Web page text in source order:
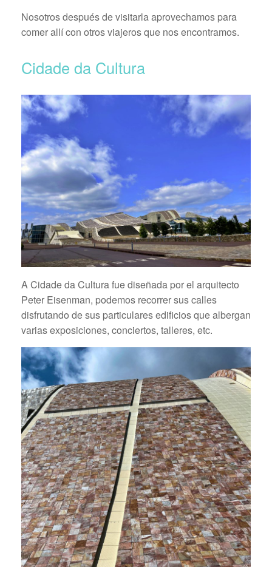
Nosotros después de visitarla aprovechamos para
comer allí con otros viajeros que nos encontramos.
Cidade da Cultura
A Cidade da Cultura fue diseñada por el arquitecto
Peter Eisenman, podemos recorrer sus calles
disfrutando de sus particulares edificios que albergan
varias exposiciones, conciertos, talleres, etc.